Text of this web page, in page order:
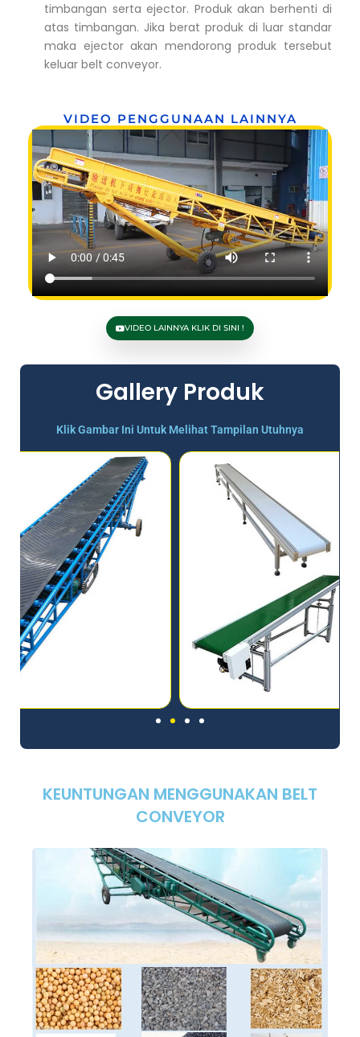
timbangan serta ejector. Produk akan berhenti di
atas timbangan. Jika berat produk di luar standar
maka ejector akan mendorong produk tersebut
keluar belt conveyor.
VIDEO PENGGUNAAN LAINNYA
VIDEO LAINNYA KLIK DI SINI !
Gallery Produk
Klik Gambar Ini Untuk Melihat Tampilan Utuhnya
KEUNTUNGAN MENGGUNAKAN BELT
CONVEYOR